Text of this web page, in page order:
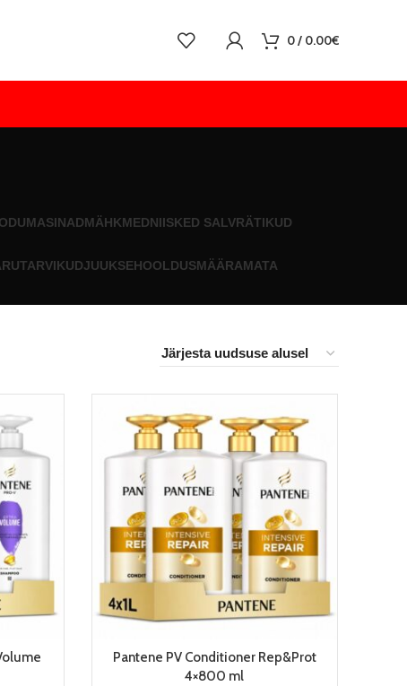
0/ 0.00€
MÄHKMEDNIISKED SALVRÄTIKUD
JUUKSEHOOLDUSMÄÄRAMATA
LISA KORVI
Pantene PV Conditioner Rep&Prot
4×800 ml